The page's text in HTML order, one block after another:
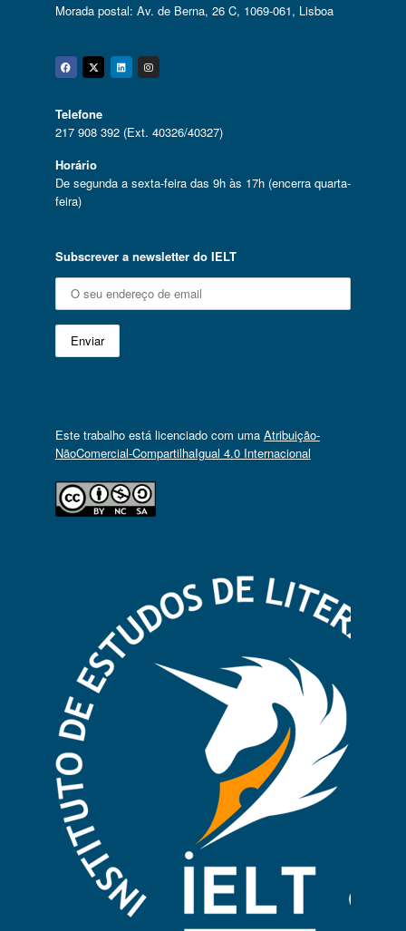
Morada postal: Av. de Berna, 26 C, 1069-061, Lisboa
Facebook
Twitter
Linkedin
Instagram
Telefone
217 908 392 (Ext. 40326/40327)
Horário
De segunda a sexta-feira das 9h às 17h (encerra quarta-
feira)
Subscrever a newsletter do IELT
Este trabalho está licenciado com uma Atribuição-
NãoComercial-CompartilhaIgual 4.0 Internacional